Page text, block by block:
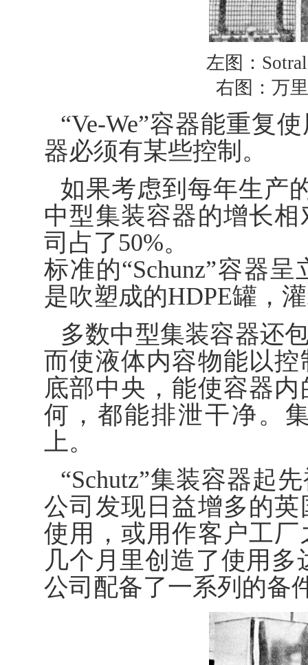
左图：
右图：万
“Ve-We”容器能重复
器必须有某些控制。
如果考虑到每年生产
中型集装容器的增长
司占了50%。
标准的“Schunz”容器
是吹塑成的HDPE罐，
多数中型集装容器还
而使液体内容物能以
底部中央，能使容器
何，都能排泄干净。
上。
“Schutz”集装容器起
公司发现日益增多的
使用，或用作客户工
几个月里创造了使用多
公司配备了一系列的备